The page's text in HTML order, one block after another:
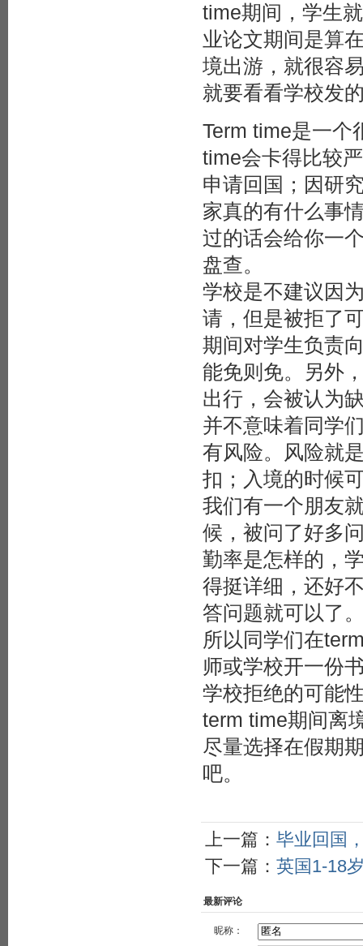
time期间，学生
业论文期间是算
境出游，就很容
就要看看学校发
Term time是一个
time会卡得比较
申请回国；因研
家真的有什么事
过的话会给你一
盘查。
学校是不建议因
请，但是被拒了
期间对学生负责
能免则免。另外
出行，会被认为
并不意味着同学
有风险。风险就
扣；入境的时候
我们有一个朋友
候，被问了好多
勤率是怎样的，
得挺详细，还好
答问题就可以了
所以同学们在
师或学校开一份
学校拒绝的可能
term time期间离
尽量选择在假期
吧。
上一篇： 毕业回国
下一篇： 英国1-18
最新评论
昵称：